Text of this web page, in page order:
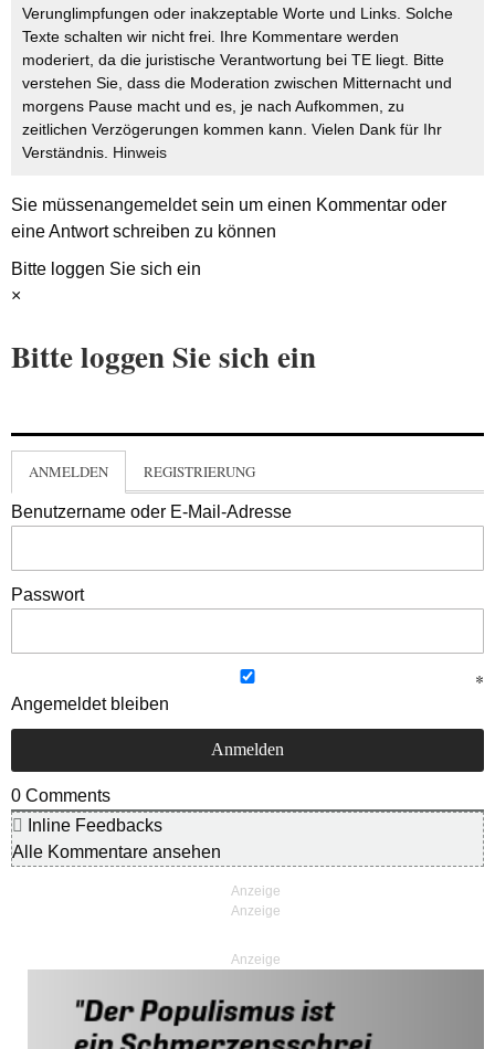
Verunglimpfungen oder inakzeptable Worte und Links. Solche
Texte schalten wir nicht frei. Ihre Kommentare werden
moderiert, da die juristische Verantwortung bei TE liegt. Bitte
verstehen Sie, dass die Moderation zwischen Mitternacht und
morgens Pause macht und es, je nach Aufkommen, zu
zeitlichen Verzögerungen kommen kann. Vielen Dank für Ihr
Verständnis. Hinweis
Sie müssenangemeldetsein um einen Kommentar oder
eine Antwort schreiben zu können
Bitte loggen Sie sich ein
×
Bitte loggen Sie sich ein
ANMELDEN REGISTRIERUNG
Benutzername oder E-Mail-Adresse
Passwort
Angemeldet bleiben
0 Comments
Inline Feedbacks
Alle Kommentare ansehen
Anzeige